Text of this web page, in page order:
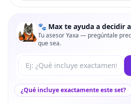
🐾 Max te ayuda a decidir
Tu asesor Yaxa — pregúntale
que sea.
Tu pregunta a Max
¿Qué incluye exactamente este set?